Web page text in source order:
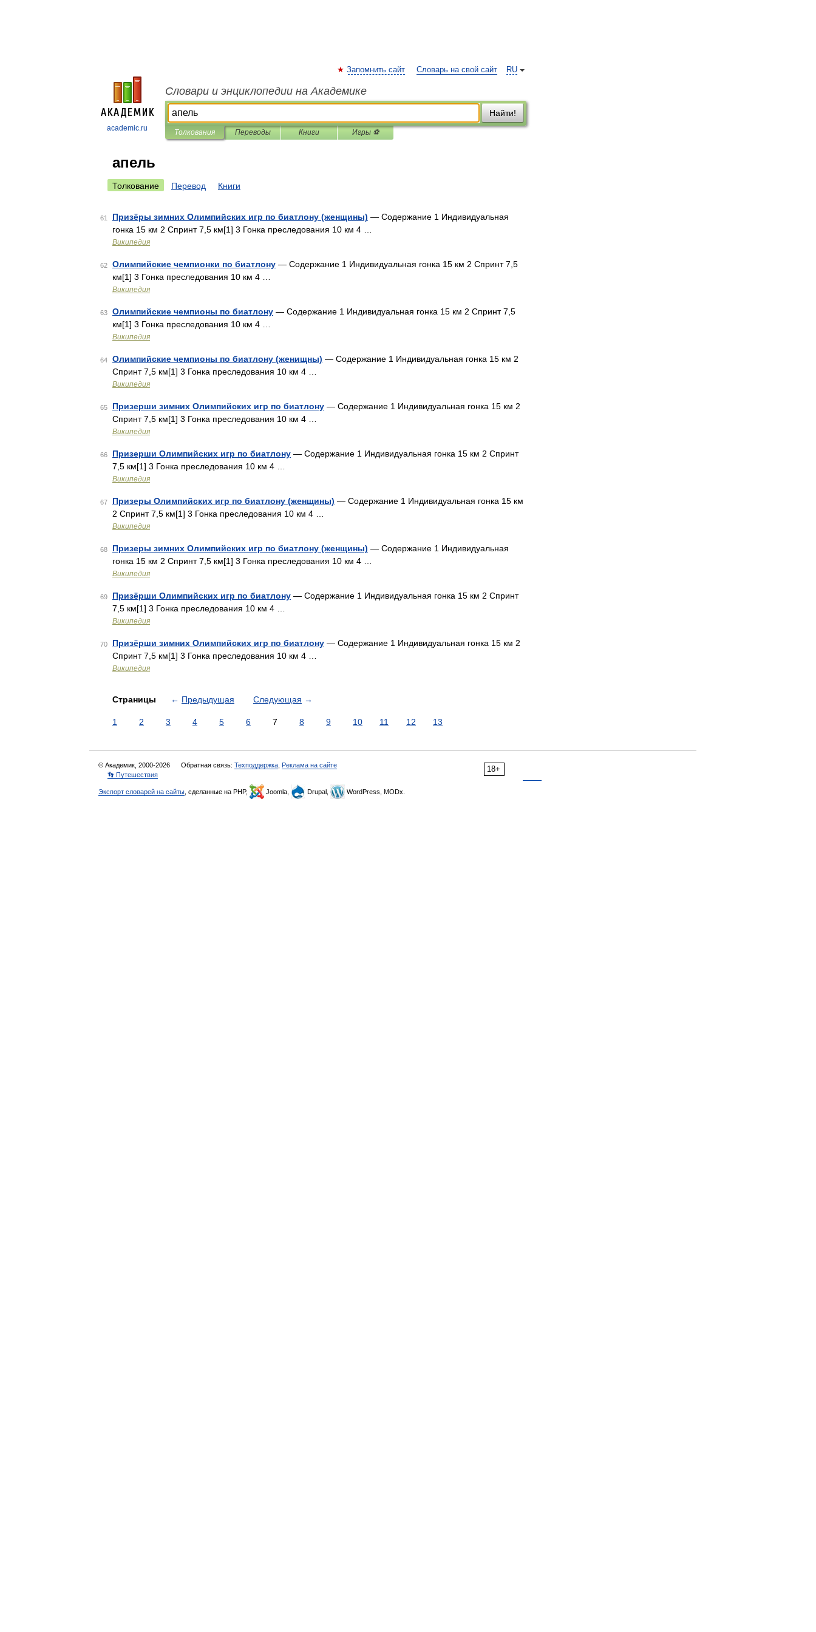
academic.ru
RU
Запомнить сайт Словарь на свой сайт
Словари и энциклопедии на Академике
Найти!
Толкования Переводы Книги Игры ⚽
апель
Толкование Перевод Книги
61 Призёры зимних Олимпийских игр по биатлону (женщины) — Содержание 1 Индивидуальная
гонка 15 км 2 Спринт 7,5 км[1] 3 Гонка преследования 10 км 4 …
Википедия
62 Олимпийские чемпионки по биатлону — Содержание 1 Индивидуальная гонка 15 км 2 Спринт 7,5
км[1] 3 Гонка преследования 10 км 4 …
Википедия
63 Олимпийские чемпионы по биатлону — Содержание 1 Индивидуальная гонка 15 км 2 Спринт 7,5
км[1] 3 Гонка преследования 10 км 4 …
Википедия
64 Олимпийские чемпионы по биатлону (женищны) — Содержание 1 Индивидуальная гонка 15 км 2
Спринт 7,5 км[1] 3 Гонка преследования 10 км 4 …
Википедия
65 Призерши зимних Олимпийских игр по биатлону — Содержание 1 Индивидуальная гонка 15 км 2
Спринт 7,5 км[1] 3 Гонка преследования 10 км 4 …
Википедия
66 Призерши Олимпийских игр по биатлону — Содержание 1 Индивидуальная гонка 15 км 2 Спринт
7,5 км[1] 3 Гонка преследования 10 км 4 …
Википедия
67 Призеры Олимпийских игр по биатлону (женщины) — Содержание 1 Индивидуальная гонка 15 км
2 Спринт 7,5 км[1] 3 Гонка преследования 10 км 4 …
Википедия
68 Призеры зимних Олимпийских игр по биатлону (женщины) — Содержание 1 Индивидуальная
гонка 15 км 2 Спринт 7,5 км[1] 3 Гонка преследования 10 км 4 …
Википедия
69 Призёрши Олимпийских игр по биатлону — Содержание 1 Индивидуальная гонка 15 км 2 Спринт
7,5 км[1] 3 Гонка преследования 10 км 4 …
Википедия
70 Призёрши зимних Олимпийских игр по биатлону — Содержание 1 Индивидуальная гонка 15 км 2
Спринт 7,5 км[1] 3 Гонка преследования 10 км 4 …
Википедия
Страницы ← Предыдущая Следующая →
1 2 3 4 5 6 7 8 9 10 11 12 13
18+
© Академик, 2000-2026 Обратная связь: Техподдержка Реклама на сайте
👣 Путешествия
Экспорт словарей на сайты , сделанные на PHP, Joomla, Drupal, WordPress, MODx.